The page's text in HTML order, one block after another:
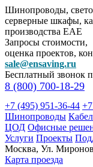
Шинопроводы,
серверные шкафы,
производства EAE
Запросы стоимости,
оценка проектов,
sale@ensaving.ru
Бесплатный звонок
8 (800) 700-18-29
+7 (495) 951-36-44
Шинопроводы
ЦОД Офисные
Услуги Проекты
Москва, Ул.
Карта проезда